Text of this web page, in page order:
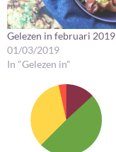
Gelezen in februari 2019
01/03/2019
In "Gelezen in"